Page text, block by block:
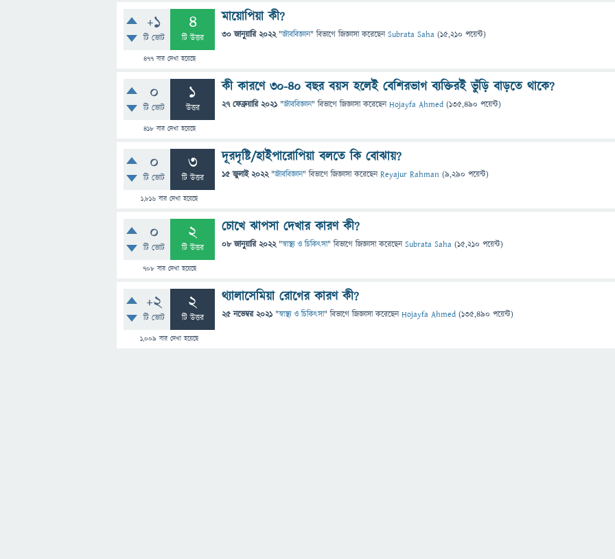
+1
টি ভোট
4
টি উত্তর
477বার দেখা হয়েছে
মায়োপিয়া কী?
30 জানুয়ারি 2022 "জীববিজ্ঞান" বিভাগে জিজ্ঞাসাকরেছেনSubrata Saha (15,210 পয়েন্ট)
0
টি ভোট
1
উত্তর
418বার দেখা হয়েছে
কী কারণে ৩০-৪০ বছর বয়স হলেই বেশিরভাগ ব্যক্তিরই ভুঁড়ি বাড়তে থাকে?
27 ফেব্রুয়ারি 2021 "জীববিজ্ঞান" বিভাগে জিজ্ঞাসাকরেছেনHojayfa Ahmed (135,490 পয়েন্ট)
0
টি ভোট
3
টি উত্তর
1,816 বার দেখা হয়েছে
দূরদৃষ্টি/হাইপারোপিয়া বলতে কি বোঝায়?
15 জুলাই 2022 "জীববিজ্ঞান" বিভাগে জিজ্ঞাসাকরেছেনReyajur Rahman (9,290 পয়েন্ট)
0
টি ভোট
2
টি উত্তর
708বার দেখা হয়েছে
চোখে ঝাপসা দেখার কারণ কী?
08 জানুয়ারি 2022 "স্বাস্থ্য ও চিকিৎসা" বিভাগে জিজ্ঞাসাকরেছেনSubrata Saha (15,210 পয়েন্ট)
+2
টি ভোট
2
টি উত্তর
1,009 বার দেখা হয়েছে
থ্যালাসেমিয়া রোগের কারণ কী?
25 নভেম্বর 2021 "স্বাস্থ্য ও চিকিৎসা" বিভাগে জিজ্ঞাসাকরেছেনHojayfa Ahmed (135,490 পয়েন্ট)